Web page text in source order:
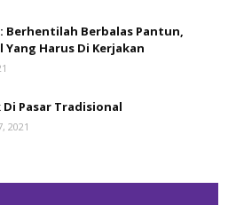
: Berhentilah Berbalas Pantun,
Yang Harus Di Kerjakan
Di Pasar Tradisional
2021